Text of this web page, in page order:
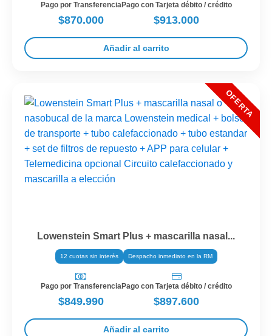
Pago por Transferencia
$870.000
Pago con Tarjeta débito / crédito
$913.000
Añadir al carrito
Lowenstein Smart Plus + mascarilla nasal...
12 cuotas sin interés Despacho inmediato en la RM
Pago por Transferencia
$849.990
Pago con Tarjeta débito / crédito
$897.600
Añadir al carrito